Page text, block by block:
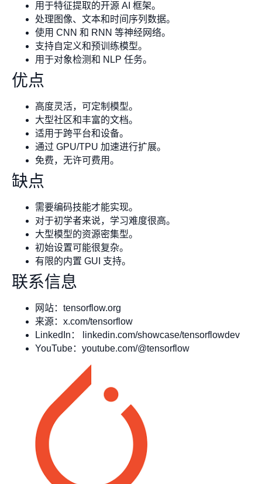
用于特征提取的开源 AI 框架。
处理图像、文本和时间序列数据。
使用 CNN 和 RNN 等神经网络。
支持自定义和预训练模型。
用于对象检测和 NLP 任务。
优点
高度灵活，可定制模型。
大型社区和丰富的文档。
适用于跨平台和设备。
通过 GPU/TPU 加速进行扩展。
免费，无许可费用。
缺点
需要编码技能才能实现。
对于初学者来说，学习难度很高。
大型模型的资源密集型。
初始设置可能很复杂。
有限的内置 GUI 支持。
联系信息
网站：tensorflow.org
来源：x.com/tensorflow
LinkedIn： linkedin.com/showcase/tensorflowdev
YouTube：youtube.com/@tensorflow